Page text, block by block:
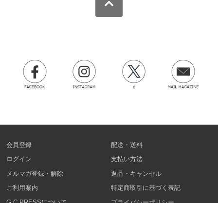
会員登録
ログイン
メルマガ登録・解除
ご利用案内
配送・送料
支払い方法
返品・キャンセル
特定商取引に基づく表記